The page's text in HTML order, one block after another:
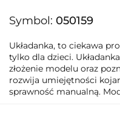
Symbol: 050159
Układanka, to ciekawa
tylko dla dzieci.
złożenie modelu oraz
rozwija umiejętności
sprawność manualną.